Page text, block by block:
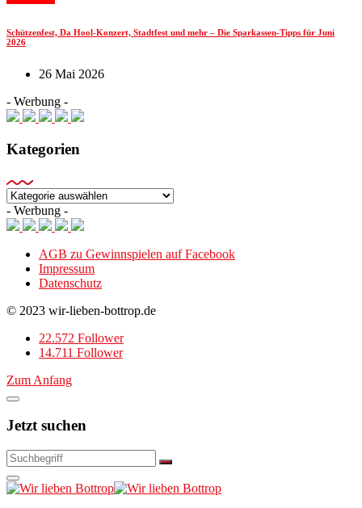
Schützenfest, Da Hool-Konzert, Stadtfest und mehr – Die Sparkassen-Tipps für Juni
2026
26 Mai 2026
- Werbung -
Kategorien
Kategorien
- Werbung -
AGB zu Gewinnspielen auf Facebook
Impressum
Datenschutz
© 2023 wir-lieben-bottrop.de
22.572 Follower
14.711 Follower
Zum Anfang
Jetzt suchen